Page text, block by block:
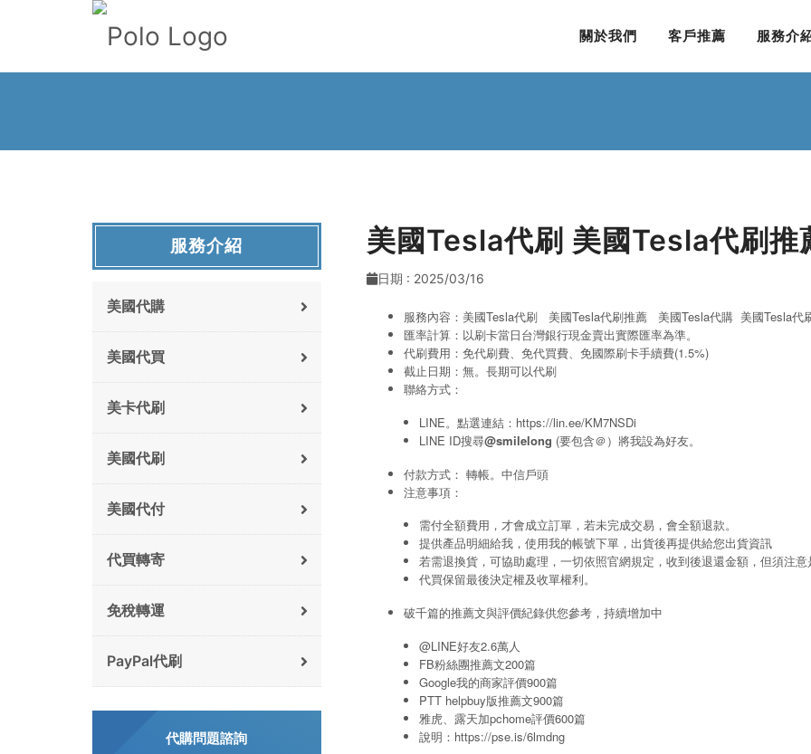
關於我們 客戶推薦 服務介
美國Tesla代刷 美國Tesla代刷推
日期 : 2025/03/16
服務內容：美國Tesla代刷 美國Tesla代刷推薦 美國Tesla代購 美國Tesla代
匯率計算：以刷卡當日台灣銀行現金賣出實際匯率為準。
代刷費用：免代刷費、免代買費、免國際刷卡手續費(1.5%)
截止日期：無。長期可以代刷
聯絡方式：
LINE。點選連結： https://lin.ee/KM7NSDi
LINE ID搜尋@smilelong (要包含＠）將我設為好友。
付款方式： 轉帳。中信戶頭
注意事項：
需付全額費用，才會成立訂單，若未完成交易，會全額退款。
提供產品明細給我，使用我的帳號下單，出貨後再提供給您出貨資訊
若需退換貨，可協助處理，一切依照官網規定，收到後退還金額，但須注
代買保留最後決定權及收單權利。
破千篇的推薦文與評價紀錄供您參考，持續增加中
@LINE好友2.6萬人
FB粉絲團推薦文200篇
Google我的商家評價900篇
PTT helpbuy版推薦文900篇
雅虎、露天加pchome評價600篇
說明： https://pse.is/6lmdng
服務介紹
美國代購
美國代買
美卡代刷
美國代刷
美國代付
代買轉寄
免稅轉運
PayPal代刷
代購問題諮詢